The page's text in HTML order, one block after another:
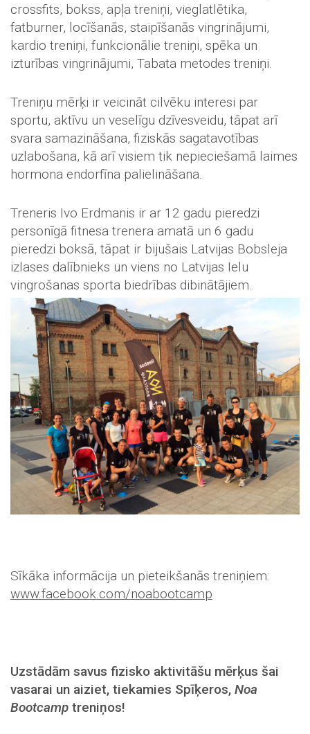
crossfits, bokss, apļa treniņi, vieglatlētika,
fatburner, locīšanās, staipīšanās vingrinājumi,
kardio treniņi, funkcionālie treniņi, spēka un
izturības vingrinājumi, Tabata metodes treniņi.
Treniņu mērķi ir veicināt cilvēku interesi par
sportu, aktīvu un veselīgu dzīvesveidu, tāpat arī
svara samazināšana, fiziskās sagatavotības
uzlabošana, kā arī visiem tik nepieciešamā laimes
hormona endorfīna palielināšana.
Treneris Ivo Erdmanis ir ar 12 gadu pieredzi
personīgā fitnesa trenera amatā un 6 gadu
pieredzi boksā, tāpat ir bijušais Latvijas Bobsleja
izlases dalībnieks un viens no Latvijas Ielu
vingrošanas sporta biedrības dibinātājiem.
Sīkāka informācija un pieteikšanās treniņiem:
www.facebook.com/noabootcamp
Uzstādām savus fizisko aktivitāšu mērķus šai
vasarai un aiziet, tiekamies Spīķeros, Noa
Bootcamp treniņos!